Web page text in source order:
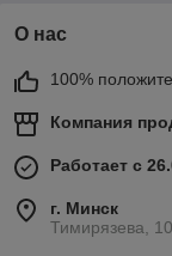
О нас
100%
Компания
Работает с
г. Минск
Тимирязева,